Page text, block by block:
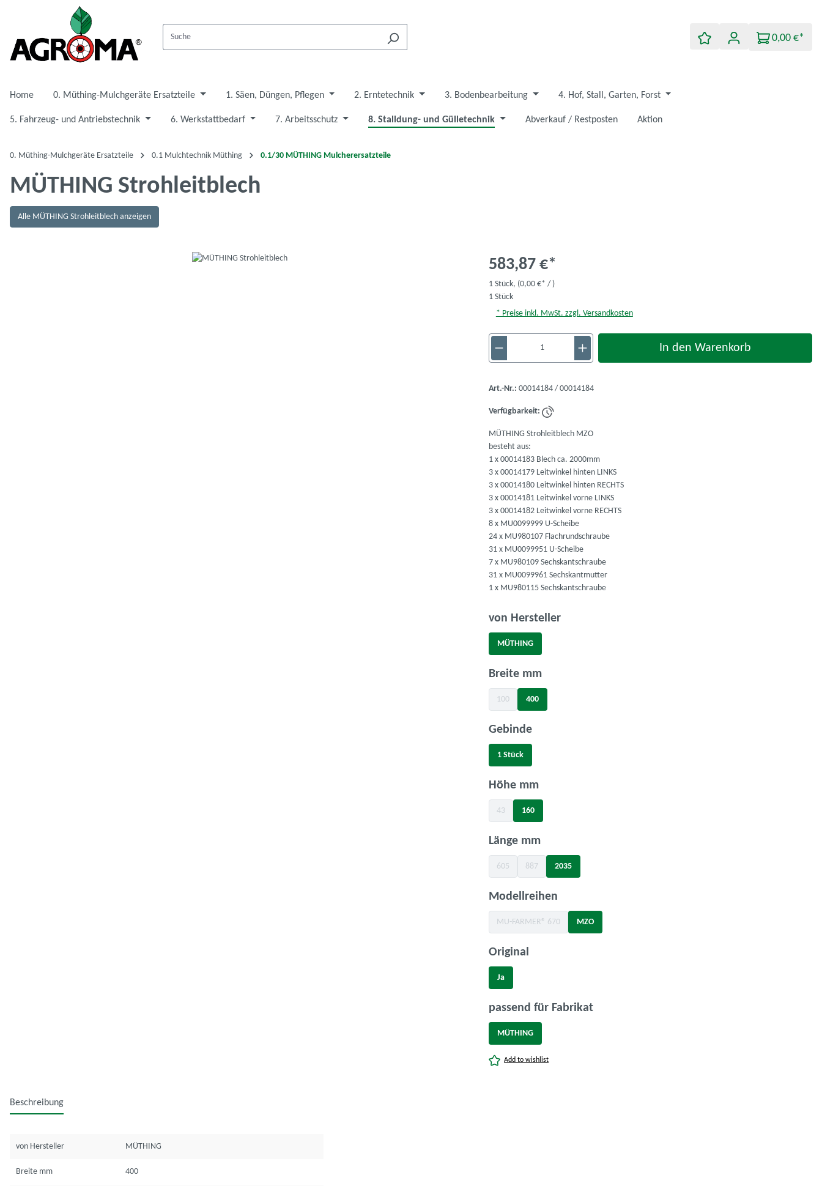
Hauptinhalt springen
Zur Hauptnavigation springen
0,00 €*
Home 0. Müthing-Mulchgeräte Ersatzteile 1. Säen, Düngen, Pflegen 2. Erntetechnik 3. Bodenbearbeitung 4. Hof, Stall, Garten, Forst
5. Fahrzeug- und Antriebstechnik 6. Werkstattbedarf 7. Arbeitsschutz 8. Stalldung- und Gülletechnik Abverkauf / Restposten Aktion
0. Müthing-Mulchgeräte Ersatzteile 0.1 Mulchtechnik Müthing 0.1/30 MÜTHING Mulcherersatzteile
MÜTHING Strohleitblech
Alle MÜTHING Strohleitblech anzeigen
583,87 €*
1 Stück, (0,00 €* / )
1 Stück
* Preise inkl. MwSt. zzgl. Versandkosten
Produkt Anzahl: Gib den gewünschten Wert ein oder
In den Warenkorb
Art.-Nr.: 00014184 / 00014184
Verfügbarkeit:
MÜTHING Strohleitblech MZO
besteht aus:
1 x 00014183 Blech ca. 2000mm
3 x 00014179 Leitwinkel hinten LINKS
3 x 00014180 Leitwinkel hinten RECHTS
3 x 00014181 Leitwinkel vorne LINKS
3 x 00014182 Leitwinkel vorne RECHTS
8 x MU0099999 U-Scheibe
24 x MU980107 Flachrundschraube
31 x MU0099951 U-Scheibe
7 x MU980109 Sechskantschraube
31 x MU0099961 Sechskantmutter
1 x MU980115 Sechskantschraube
von Herstellerauswählen
MÜTHING
Breite mmauswählen
100
(Diese Option ist zurzeit nicht verfügbar.)
400
Gebindeauswählen
1 Stück
Höhe mmauswählen
43(Diese Option ist zurzeit nicht verfügbar.)
160
Länge mmauswählen
605(Diese Option ist zurzeit nicht verfügbar.)
887(Diese Option ist zurzeit nicht verfügbar.)
2035
Modellreihenauswählen
MU-FARMER® 670(Diese Option ist zurzeit nicht verfügbar.)
MZO
Original
Ja
passend für Fabrikatauswählen
MÜTHING
Add to wishlist
Beschreibung
von Hersteller MÜTHING
Breite mm 400